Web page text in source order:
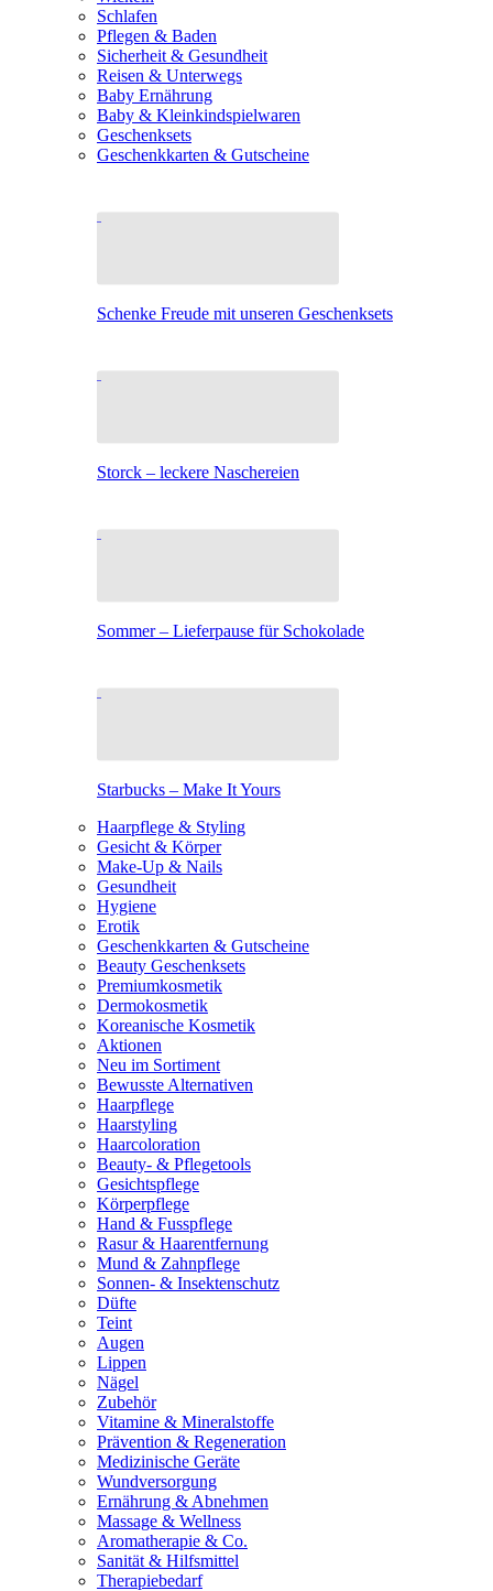
Schlafen
Pflegen & Baden
Sicherheit & Gesundheit
Reisen & Unterwegs
Baby Ernährung
Baby & Kleinkindspielwaren
Geschenksets
Geschenkkarten & Gutscheine
Schenke Freude mit unseren Geschenksets
Storck – leckere Naschereien
Sommer – Lieferpause für Schokolade
Starbucks – Make It Yours
Haarpflege & Styling
Gesicht & Körper
Make-Up & Nails
Gesundheit
Hygiene
Erotik
Geschenkkarten & Gutscheine
Beauty Geschenksets
Premiumkosmetik
Dermokosmetik
Koreanische Kosmetik
Aktionen
Neu im Sortiment
Bewusste Alternativen
Haarpflege
Haarstyling
Haarcoloration
Beauty- & Pflegetools
Gesichtspflege
Körperpflege
Hand & Fusspflege
Rasur & Haarentfernung
Mund & Zahnpflege
Sonnen- & Insektenschutz
Düfte
Teint
Augen
Lippen
Nägel
Zubehör
Vitamine & Mineralstoffe
Prävention & Regeneration
Medizinische Geräte
Wundversorgung
Ernährung & Abnehmen
Massage & Wellness
Aromatherapie & Co.
Sanität & Hilfsmittel
Therapiebedarf